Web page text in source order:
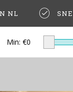
NL
Min: €0